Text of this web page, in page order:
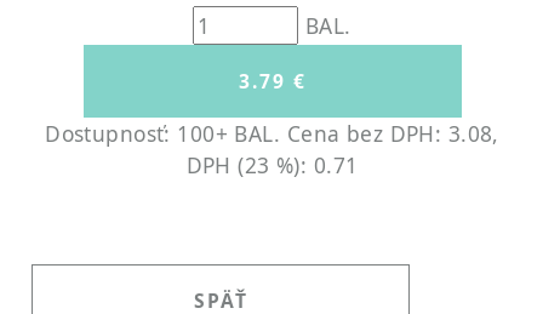
BAL.
Dostupnosť: 100+ BAL. Cena bez DPH: 3.08,
DPH (23 %): 0.71
SPÄŤ